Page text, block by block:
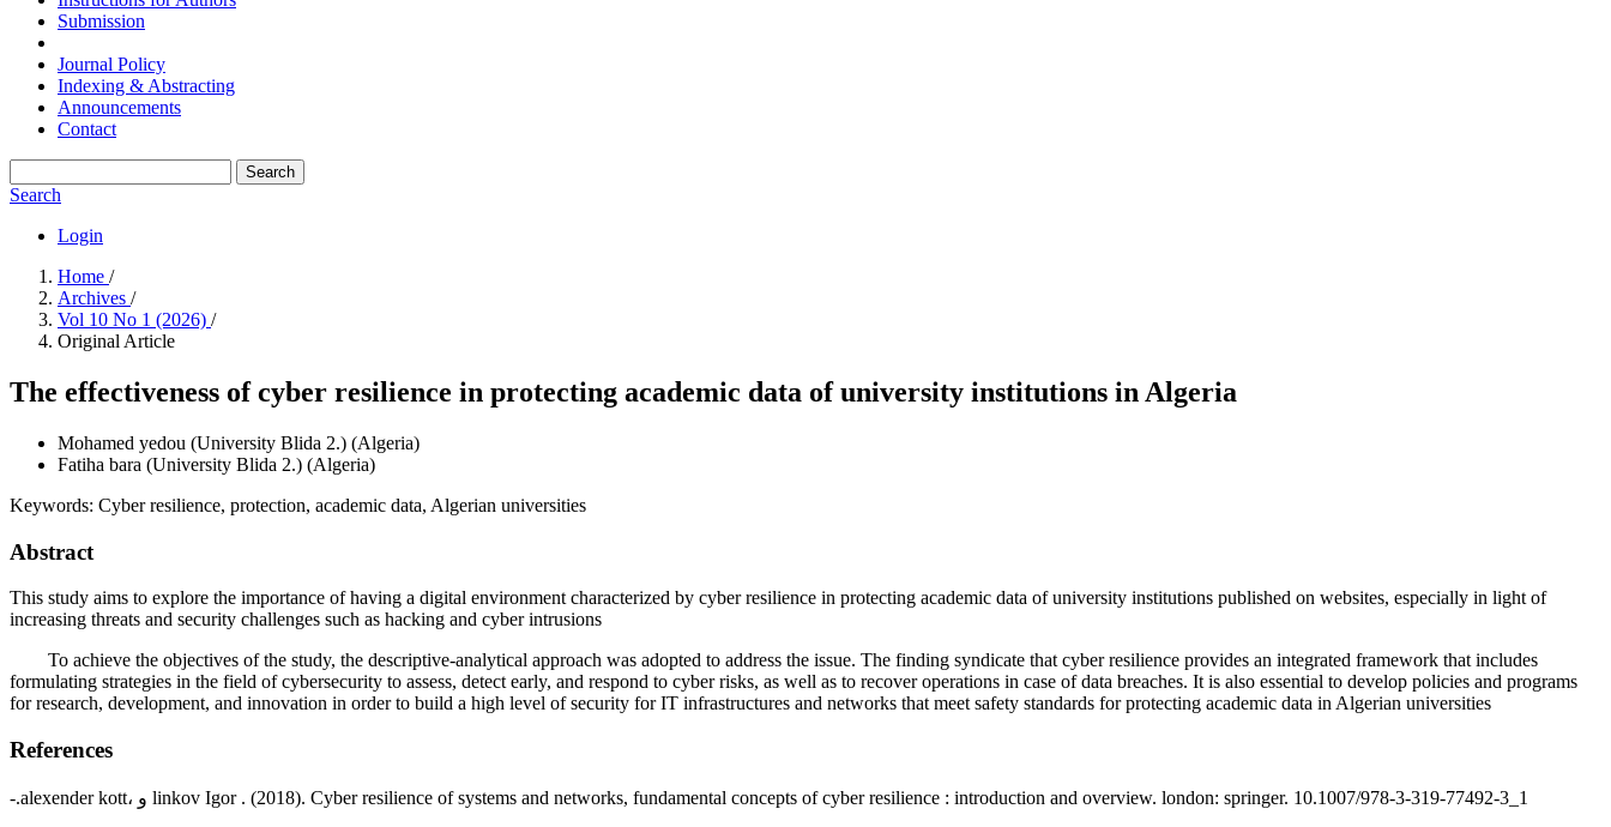
Submission
Journal Policy
Indexing & Abstracting
Announcements
Contact
Search
Search
Login
Home /
Archives /
Vol 10 No 1 (2026) /
Original Article
The effectiveness of cyber resilience in protecting academic data of university institutions in Algeria
Mohamed yedou (University Blida 2.) (Algeria)
Fatiha bara (University Blida 2.) (Algeria)
Keywords: Cyber resilience, protection, academic data, Algerian universities
Abstract
This study aims to explore the importance of having a digital environment characterized by cyber resilience in protecting academic data of university institutions published on websites, especially in light of
increasing threats and security challenges such as hacking and cyber intrusions
To achieve the objectives of the study, the descriptive-analytical approach was adopted to address the issue. The finding syndicate that cyber resilience provides an integrated framework that includes
formulating strategies in the field of cybersecurity to assess, detect early, and respond to cyber risks, as well as to recover operations in case of data breaches. It is also essential to develop policies and programs
for research, development, and innovation in order to build a high level of security for IT infrastructures and networks that meet safety standards for protecting academic data in Algerian universities
References
-.alexender kott، و linkov Igor . (2018). Cyber resilience of systems and networks, fundamental concepts of cyber resilience : introduction and overview. london: springer. 10.1007/978-3-319-77492-3_1